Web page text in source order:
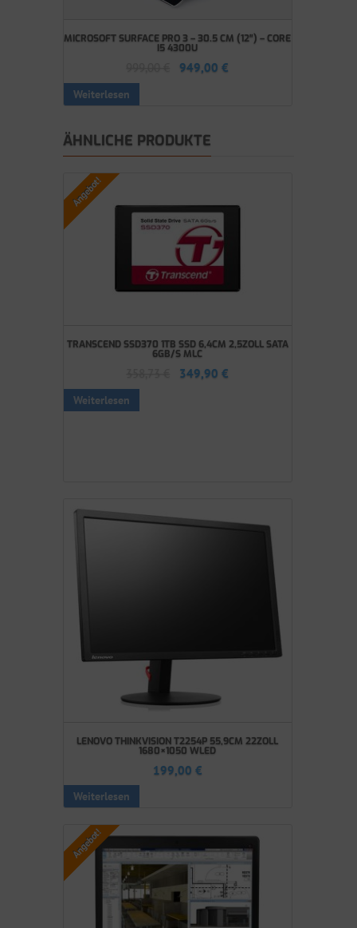
MICROSOFT SURFACE PRO 3 – 30.5 CM (12″) – CORE
I5 4300U
949,00€
Weiterlesen
ÄHNLICHE PRODUKTE
Angebot!
TRANSCEND SSD370 1TB SSD 6,4CM 2,5ZOLL SATA
6GB/S MLC
349,90€
Weiterlesen
LENOVO THINKVISION T2254P 55,9CM 22ZOLL
1680×1050 WLED
199,00 €
Weiterlesen
Angebot!